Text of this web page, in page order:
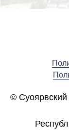
© Суоярвский